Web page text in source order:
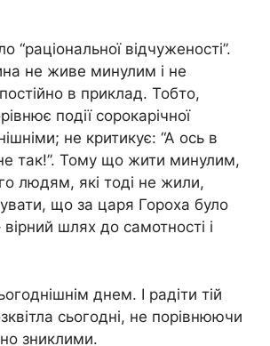
“раціональної відчуженості”.
не живе минулим і не
в приклад. Тобто,
події сорокарічної
не критикує: “А ось в
так!”. Тому що жити минулим,
людям, які тоді не жили,
що за царя Гороха було
шлях до самотності і
днем. І радіти тій
сьогодні, не порівнюючи
зниклими.